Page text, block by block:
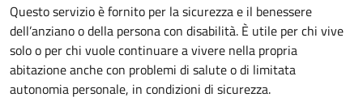
Questo servizio è fornito per la sicurezza e il benessere
dell’anziano o della persona con disabilità. È utile per chi vive
solo o per chi vuole continuare a vivere nella propria
abitazione anche con problemi di salute o di limitata
autonomia personale, in condizioni di sicurezza.